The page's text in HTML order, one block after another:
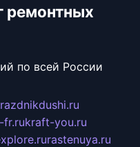
ремонтных
по всей России
fr.rukraft-you.ru
rastenuya.ru